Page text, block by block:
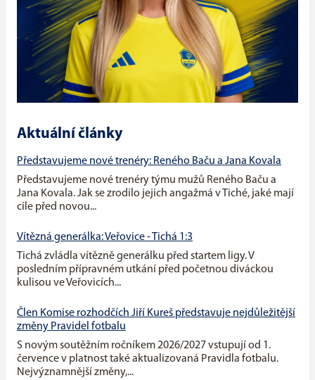
Aktuální články
Představujeme nové trenéry: Reného Baču a Jana Kovala
Představujeme nové trenéry týmu mužů Reného Baču a
Jana Kovala. Jak se zrodilo jejich angažmá v Tiché, jaké mají
cíle před novou...
Vítězná generálka: Veřovice - Tichá 1:3
Tichá zvládla vítězně generálku před startem ligy. V
posledním přípravném utkání před početnou diváckou
kulisou ve Veřovicích...
Člen Komise rozhodčích Jiří Kureš představuje nejdůležitější
změny Pravidel fotbalu
S novým soutěžním ročníkem 2026/2027 vstupují od 1.
července v platnost také aktualizovaná Pravidla fotbalu.
Nejvýznamnější změny,...